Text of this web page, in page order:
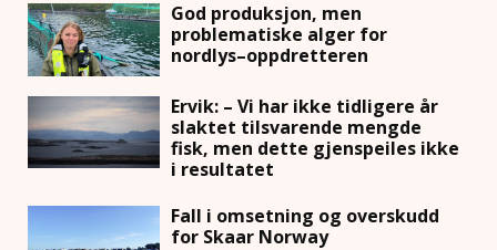
God produksjon, men
problematiske alger for
nordlys–oppdretteren
Ervik: – Vi har ikke tidligere år
slaktet tilsvarende mengde
fisk, men dette gjenspeiles ikke
i resultatet
Fall i omsetning og overskudd
for Skaar Norway